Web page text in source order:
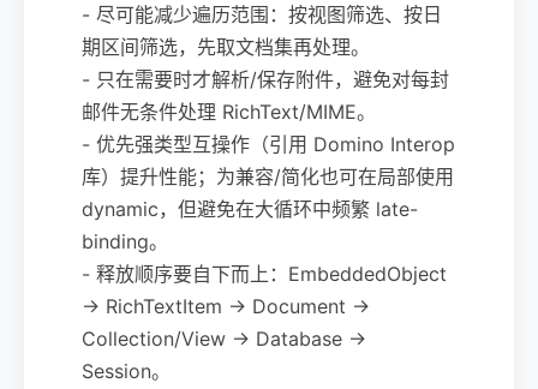
- 尽可能减少遍历范围：按视图筛选、按日
期区间筛选，先取文档集再处理。
- 只在需要时才解析/保存附件，避免对每封
邮件无条件处理 RichText/MIME。
- 优先强类型互操作（引用 Domino Interop
库）提升性能；为兼容/简化也可在局部使用
dynamic，但避免在大循环中频繁 late-
binding。
- 释放顺序要自下而上：EmbeddedObject
→ RichTextItem → Document →
Collection/View → Database →
Session。